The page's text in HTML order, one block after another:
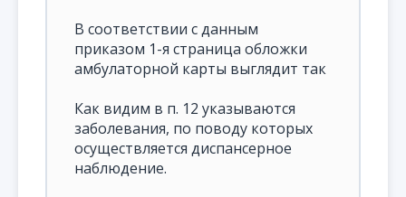
В соответствии с данным
приказом 1-я страница обложки
амбулаторной карты выглядит так
Как видим в п. 12 указываются
заболевания, по поводу которых
осуществляется диспансерное
наблюдение.